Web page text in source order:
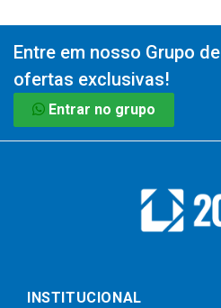
Entre em nosso Grupo
ofertas exclusivas!
Entrar no grupo
INSTITUCIONAL